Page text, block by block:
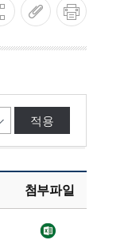
적용
첨부파일